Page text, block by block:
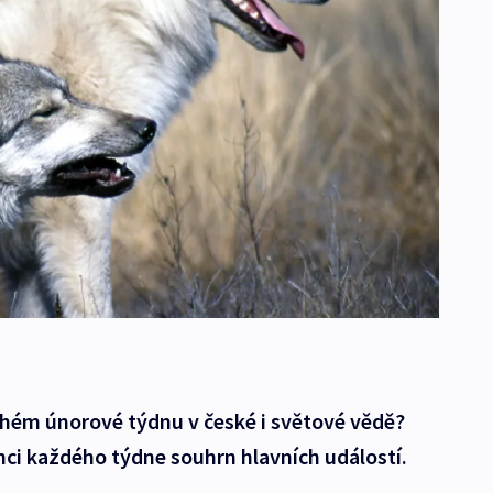
únorové týdnu v české i světové vědě?
každého týdne souhrn hlavních událostí.